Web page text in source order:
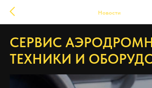
Новости
СЕРВИС
ТЕХНИКИ И